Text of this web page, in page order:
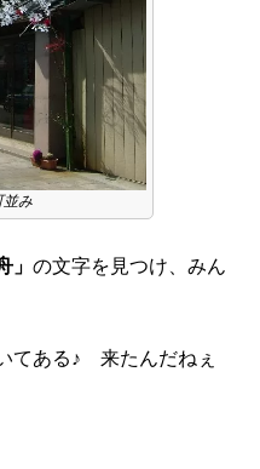
並み
」 の文字を見つけ、みん
てある♪ 来たんだねぇ